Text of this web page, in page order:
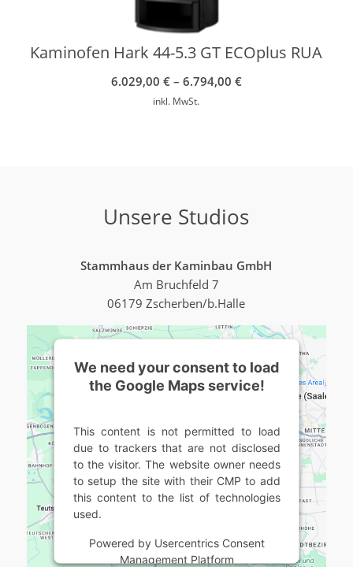
Kaminofen Hark 44-5.3 GT ECOplus RUA
6.029,00 €– 6.794,00 €
inkl. MwSt.
Unsere Studios
Stammhaus der Kaminbau GmbH
Am Bruchfeld 7
06179 Zscherben/b.Halle
We need your consent to load
the Google Maps service!
This content is not permitted to load
due to trackers that are not disclosed
to the visitor. The website owner needs
to setup the site with their CMP to add
this content to the list of technologies
used.
Powered by Usercentrics Consent
Management Platform